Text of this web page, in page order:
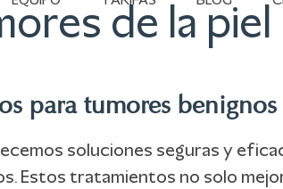
de la
para tumores
soluciones seguras y
Estos tratamientos no solo